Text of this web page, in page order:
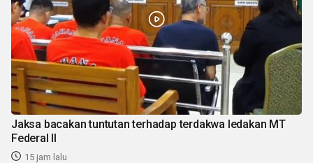
Jaksa bacakan tuntutan terhadap terdakwa ledakan MT
Federal II
15 jam lalu